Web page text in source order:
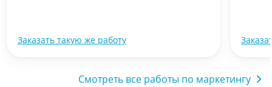
Заказать такую же работу
Смотреть все работы по маркетингу